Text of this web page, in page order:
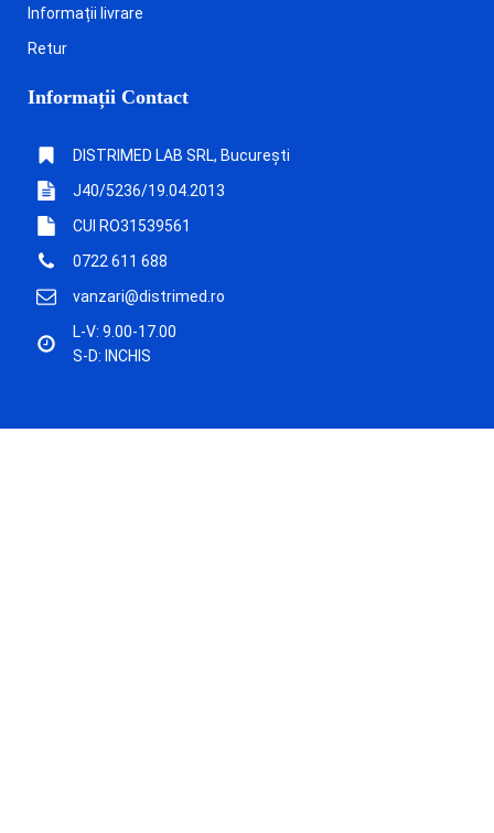
Informații livrare
Retur
Informații Contact
DISTRIMED LAB SRL, București
J40/5236/19.04.2013
CUI RO31539561
0722 611 688
vanzari@distrimed.ro
L-V: 9.00-17.00
S-D: INCHIS